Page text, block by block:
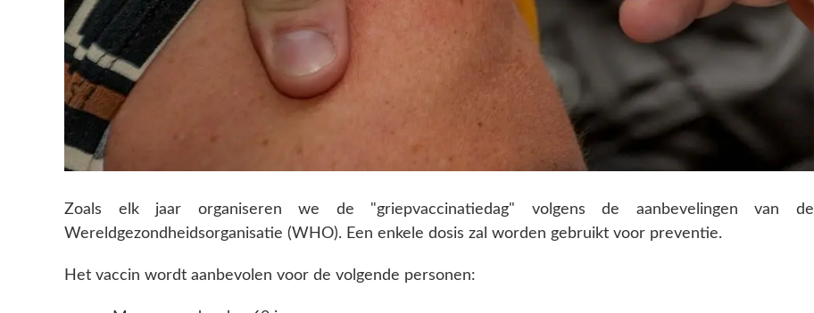
Zoals elk jaar organiseren we de "griepvaccinatiedag" volgens de aanbevelingen van de
Wereldgezondheidsorganisatie (WHO). Een enkele dosis zal worden gebruikt voor preventie.
Het vaccin wordt aanbevolen voor de volgende personen: